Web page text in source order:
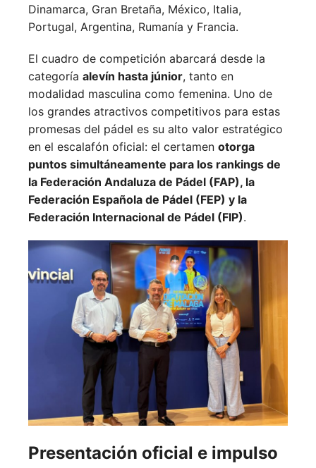
Dinamarca, Gran Bretaña, México, Italia,
Portugal, Argentina, Rumanía y Francia.
El cuadro de competición abarcará desde la
categoría alevín hasta júnior, tanto en
modalidad masculina como femenina. Uno de
los grandes atractivos competitivos para estas
promesas del pádel es su alto valor estratégico
en el escalafón oficial: el certamen otorga
puntos simultáneamente para los rankings de
la Federación Andaluza de Pádel (FAP), la
Federación Española de Pádel (FEP) y la
Federación Internacional de Pádel (FIP).
Presentación oficial e impulso